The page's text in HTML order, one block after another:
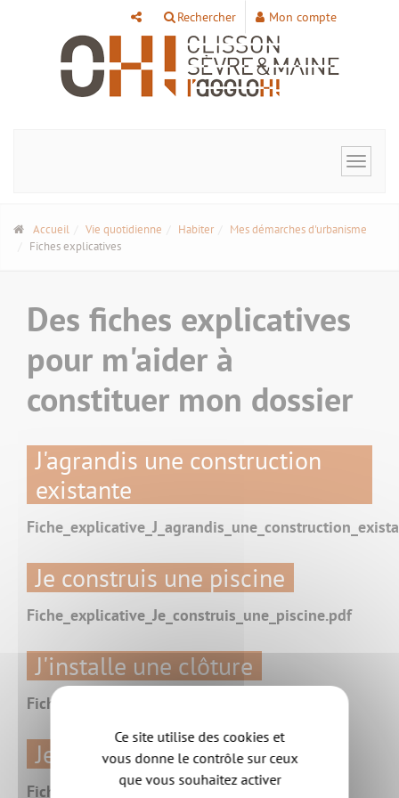
Rechercher Mon compte
Toggle
Accueil Vie quotidienne Habiter
Mes démarches d'urbanisme
Fiches explicatives
Des fiches explicatives
pour m'aider à
constituer mon dossier
J'agrandis une construction
existante
Je construis une piscine
Fiche_explicative_Je_construis_une_piscine.pdf
J'installe une clôture
Fiche_explicative_J_installe_une_cloture.pdf
Je modifie une façade
Fiche_explicative_Je_modifie_une_facade.pdf
Panneau de gestion des cookies
Ce site utilise des cookies et
vous donne le contrôle sur ceux
que vous souhaitez activer